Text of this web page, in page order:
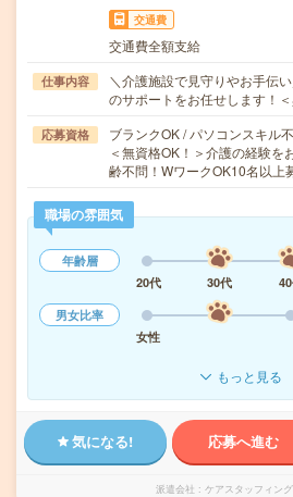
交通費
交通費全額支給
仕事内容
＼介護施設で見守りやお手伝
のサポートをお任せします！
応募資格
ブランクOK / パソコンスキル
＜無資格OK！＞介護の経験を
齢不問！WワークOK10名以
職場の雰囲気
年齢層
20代
30代
男女比率
女性
もっと見る
気になる! 応募へ進む
派遣会社 ケアスタッフィン